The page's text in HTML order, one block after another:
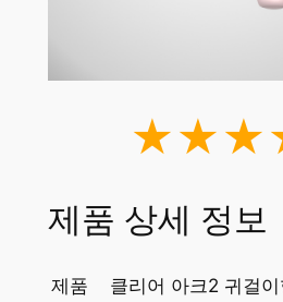
제품 상세 정보
제품
클리어 아크2 귀걸